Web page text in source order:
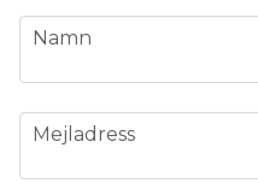
name
Namn
email
Mejladress